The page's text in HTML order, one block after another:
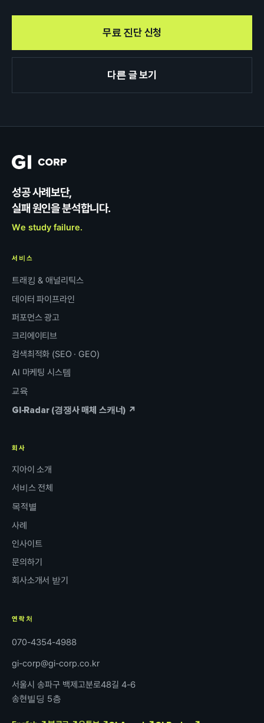
무료 진단 신청
다른 글 보기
성공 사례보단,
실패 원인을 분석합니다.
We study failure.
서비스
트래킹 & 애널리틱스
데이터 파이프라인
퍼포먼스 광고
크리에이티브
검색최적화 (SEO · GEO)
AI 마케팅 시스템
교육
GI-Radar (경쟁사 매체 스캐너) ↗
회사
지아이 소개
서비스 전체
목적별
사례
인사이트
문의하기
회사소개서 받기
연락처
070-4354-4988
gi-corp@gi-corp.co.kr
서울시 송파구 백제고분로48길 4-6
송현빌딩 5층